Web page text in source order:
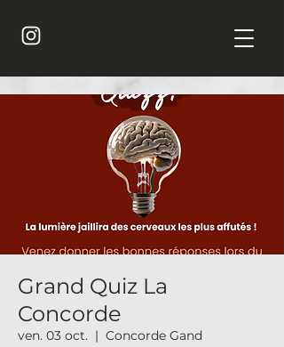
Grand Quiz La
Concorde
ven. 03 oct.
  |
Concorde Gand